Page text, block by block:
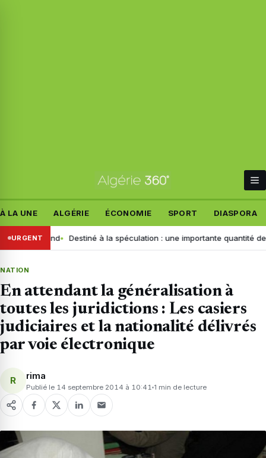
À LA UNE ALGÉRIE ÉCONOMIE SPORT DIASPORA
URGENT
allemand Destiné à la spéculation : une importante quantité de ce
NATION
En attendant la généralisation à
toutes les juridictions : Les casiers
judiciaires et la nationalité délivrés
par voie électronique
R rima
Publié le 14 septembre 2014 à 10:41 1 min de lecture